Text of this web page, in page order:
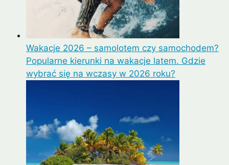
Wakacje 2026 – samolotem czy samochodem?
Popularne kierunki na wakacje latem. Gdzie
wybrać się na wczasy w 2026 roku?